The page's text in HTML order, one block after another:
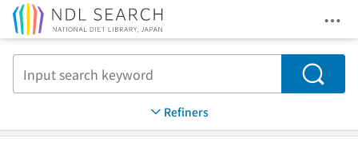
Search
Refiners